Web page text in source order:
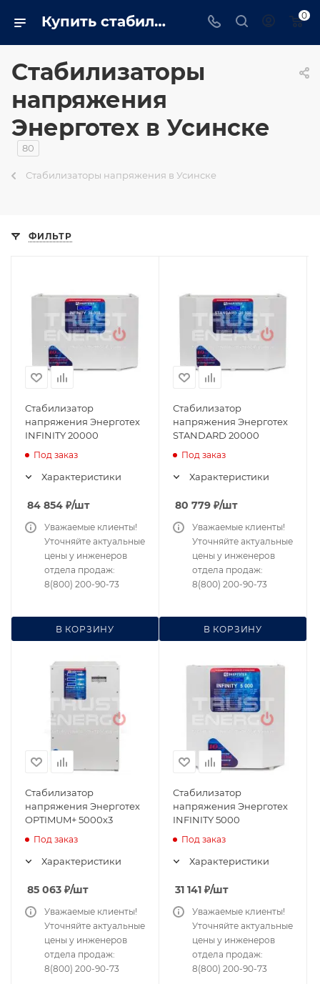
Купить стабилизаторы напряжения Энерготех в Усинске 0
Стабилизаторы
напряжения
Энерготех в Усинске
80
Стабилизаторы напряжения в Усинске
ФИЛЬТР
Стабилизатор
напряжения Энерготех
INFINITY 20000
Под заказ
Характеристики
84 854 ₽/шт
В КОРЗИНУ
Уважаемые клиенты!
Уточняйте актуальные
цены у инженеров
отдела продаж:
8(800) 200-90-73
Стабилизатор
напряжения Энерготех
STANDARD 20000
Под заказ
Характеристики
80 779 ₽/шт
В КОРЗИНУ
Уважаемые клиенты!
Уточняйте актуальные
цены у инженеров
отдела продаж:
8(800) 200-90-73
Стабилизатор
напряжения Энерготех
OPTIMUM+ 5000х3
Под заказ
Характеристики
85 063 ₽/шт
Уважаемые клиенты!
Уточняйте актуальные
цены у инженеров
отдела продаж:
8(800) 200-90-73
Стабилизатор
напряжения Энерготех
INFINITY 5000
Под заказ
Характеристики
31 141 ₽/шт
Уважаемые клиенты!
Уточняйте актуальные
цены у инженеров
отдела продаж:
8(800) 200-90-73